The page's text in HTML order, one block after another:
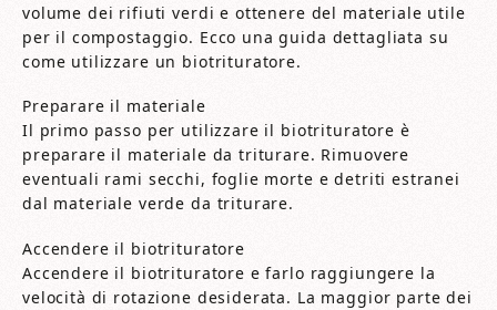
volume dei rifiuti verdi e ottenere del materiale utile
per il compostaggio. Ecco una guida dettagliata su
come utilizzare un biotrituratore.
Preparare il materiale
Il primo passo per utilizzare il biotrituratore è
preparare il materiale da triturare. Rimuovere
eventuali rami secchi, foglie morte e detriti estranei
dal materiale verde da triturare.
Accendere il biotrituratore
Accendere il biotrituratore e farlo raggiungere la
velocità di rotazione desiderata. La maggior parte dei